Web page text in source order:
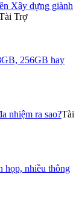
Xây dựng giành
Trợ
256GB hay
nhiệm ra sao?Tài
họp, nhiều thông